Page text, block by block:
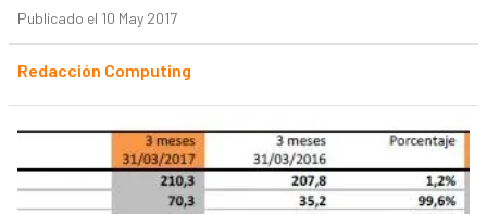
Publicado el 10 May 2017
Redacción Computing